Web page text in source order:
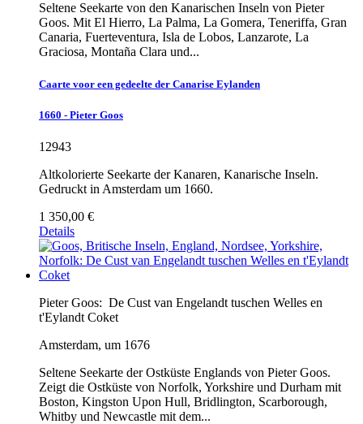
Seltene Seekarte von den Kanarischen Inseln von Pieter
Goos. Mit El Hierro, La Palma, La Gomera, Teneriffa, Gran
Canaria, Fuerteventura, Isla de Lobos, Lanzarote, La
Graciosa, Montaña Clara und...
Caarte voor een gedeelte der Canarise Eylanden
1660 - Pieter Goos
12943
Altkolorierte Seekarte der Kanaren, Kanarische Inseln.
Gedruckt in Amsterdam um 1660.
1 350,00 €
Details
Pieter Goos: De Cust van Engelandt tuschen Welles en
t'Eylandt Coket
Amsterdam, um 1676
Seltene Seekarte der Ostküste Englands von Pieter Goos.
Zeigt die Ostküste von Norfolk, Yorkshire und Durham mit
Boston, Kingston Upon Hull, Bridlington, Scarborough,
Whitby und Newcastle mit dem...